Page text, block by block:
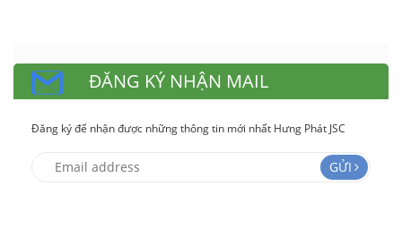
ĐĂNG KÝ NHẬN MAIL
Đăng ký để nhận được những thông tin mới nhất Hưng Phát JSC
GỬI